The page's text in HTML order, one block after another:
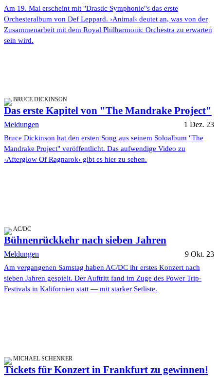
Am 19. Mai erscheint mit "Drastic Symphonie"s das erste
Orchesteralbum von Def Leppard. ›Animal‹ deutet an, was von der
Zusammenarbeit mit dem Royal Philharmonic Orchestra zu erwarten
sein wird.
BRUCE DICKINSON
Das erste Kapitel von "The Mandrake Project"
Meldungen 1 Dez. 23
Bruce Dickinson hat den ersten Song aus seinem Soloalbum "The
Mandrake Project" veröffentlicht. Das aufwendige Video zu
›Afterglow Of Ragnarok‹ gibt es hier zu sehen.
AC/DC
Bühnenrückkehr nach sieben Jahren
Meldungen 9 Okt. 23
Am vergangenen Samstag haben AC/DC ihr erstes Konzert nach
sieben Jahren gespielt. Der Auftritt fand im Zuge des Power Trip-
Festivals in Kalifornien statt — mit starker Setliste.
MICHAEL SCHENKER
Tickets für Konzert in Frankfurt zu gewinnen!